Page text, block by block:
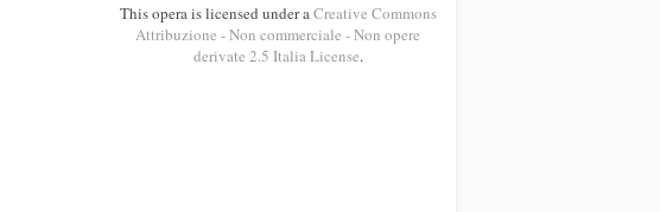
This opera is licensed under aCreative Commons
Attribuzione - Non commerciale - Non opere
derivate 2.5 Italia License.